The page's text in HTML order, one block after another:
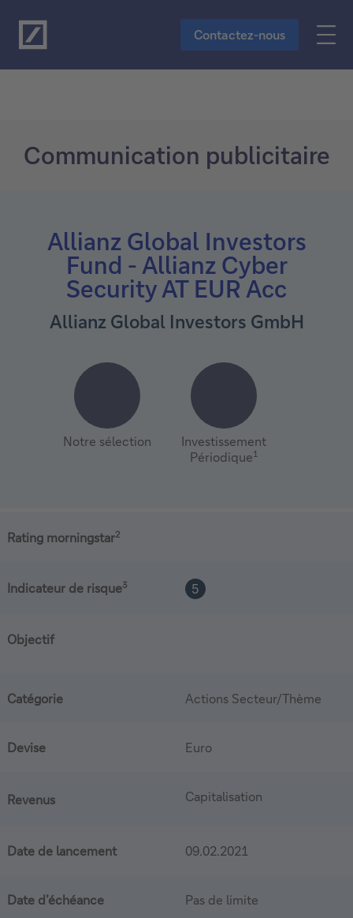
Vers le contenu principal
Contactez-nous
Communication publicitaire
Allianz Global Investors
Fund - Allianz Cyber
Security AT EUR Acc
Allianz Global Investors GmbH
Notre sélection
Investissement
Périodique1
Rating morningstar2
Indicateur de risque3 5
Objectif
Catégorie Actions Secteur/Thème
Devise Euro
Revenus Capitalisation
Date de lancement 09.02.2021
Date d’échéance Pas de limite